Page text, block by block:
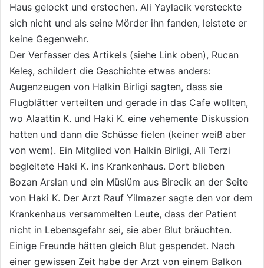
Haus gelockt und erstochen. Ali Yaylacik versteckte
sich nicht und als seine Mörder ihn fanden, leistete er
keine Gegenwehr.
Der Verfasser des Artikels (siehe Link oben), Rucan
Keleş, schildert die Geschichte etwas anders:
Augenzeugen von Halkin Birligi sagten, dass sie
Flugblätter verteilten und gerade in das Cafe wollten,
wo Alaattin K. und Haki K. eine vehemente Diskussion
hatten und dann die Schüsse fielen (keiner weiß aber
von wem). Ein Mitglied von Halkin Birligi, Ali Terzi
begleitete Haki K. ins Krankenhaus. Dort blieben
Bozan Arslan und ein Müslüm aus Birecik an der Seite
von Haki K. Der Arzt Rauf Yilmazer sagte den vor dem
Krankenhaus versammelten Leute, dass der Patient
nicht in Lebensgefahr sei, sie aber Blut bräuchten.
Einige Freunde hätten gleich Blut gespendet. Nach
einer gewissen Zeit habe der Arzt von einem Balkon